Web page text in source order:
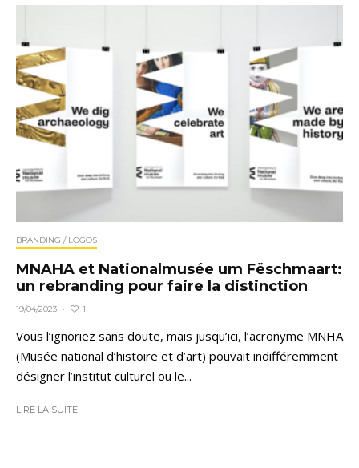
BRANDING / LOGOS
MNAHA et Nationalmusée um Fëschmaart:
un rebranding pour faire la distinction
19/04/2023 · 1
Vous l’ignoriez sans doute, mais jusqu’ici, l’acronyme MNHA
(Musée national d’histoire et d’art) pouvait indifféremment
désigner l’institut culturel ou le...
LIRE LA SUITE